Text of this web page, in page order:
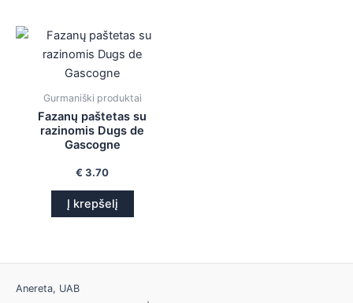
Gurmaniški produktai
Fazanų paštetas su
razinomis Dugs de
Gascogne
€ 3.70
Į krepšelį
Anereta, UAB